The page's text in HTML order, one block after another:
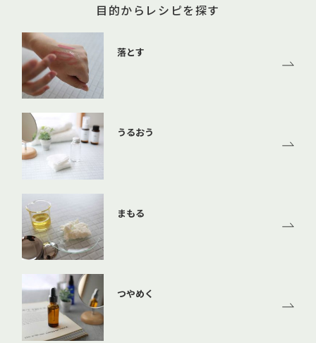
目的からレシピを探す
落とす
うるおう
まもる
つやめく